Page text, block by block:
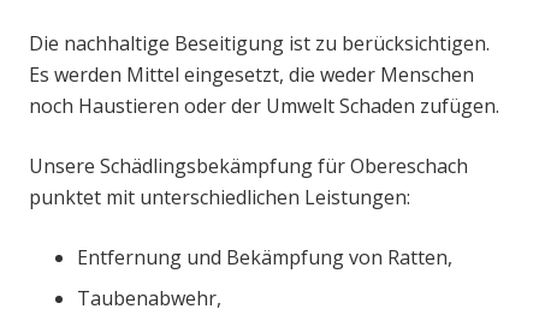
Die nachhaltige Beseitigung ist zu berücksichtigen.
Es werden Mittel eingesetzt, die weder Menschen
noch Haustieren oder der Umwelt Schaden zufügen.
Unsere Schädlingsbekämpfung für Obereschach
punktet mit unterschiedlichen Leistungen:
Entfernung und Bekämpfung von Ratten,
Taubenabwehr,